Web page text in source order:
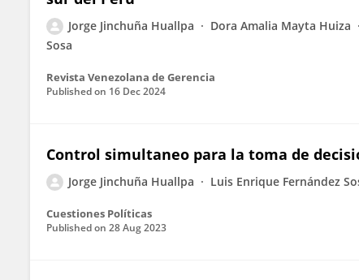
Jorge Jinchuña Huallpa Dora Amalia Mayta Huiza
Sosa
Revista Venezolana de Gerencia
Published on 16 Dec 2024
Control simultaneo para la toma de
Jorge Jinchuña Huallpa Luis Enrique Fernández
Cuestiones Políticas
Published on 28 Aug 2023